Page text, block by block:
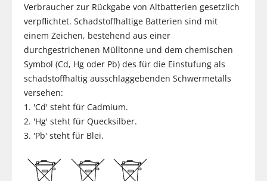
Verbraucher zur Rückgabe von Altbatterien gesetzlich
verpflichtet. Schadstoffhaltige Batterien sind mit
einem Zeichen, bestehend aus einer
durchgestrichenen Mülltonne und dem chemischen
Symbol (Cd, Hg oder Pb) des für die Einstufung als
schadstoffhaltig ausschlaggebenden Schwermetalls
versehen:
1. 'Cd' steht für Cadmium.
2. 'Hg' steht für Quecksilber.
3. 'Pb' steht für Blei.